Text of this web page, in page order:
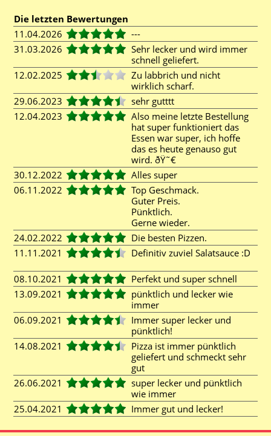
Die letzten Bewertungen
11.04.2026
---
31.03.2026
Sehr lecker und wird immer
schnell geliefert.
12.02.2025
Zu labbrich und nicht
wirklich scharf.
29.06.2023
sehr gutttt
12.04.2023
Also meine letzte Bestellung
hat super funktioniert das
Essen war super, ich hoffe
das es heute genauso gut
wird. ðŸ˜€
30.12.2022
Alles super
06.11.2022
Top Geschmack.
Guter Preis.
Pünktlich.
Gerne wieder.
24.02.2022
Die besten Pizzen.
11.11.2021
Definitiv zuviel Salatsauce :D
08.10.2021
Perfekt und super schnell
13.09.2021
pünktlich und lecker wie
immer
06.09.2021
Immer super lecker und
pünktlich!
14.08.2021
Pizza ist immer pünktlich
geliefert und schmeckt sehr
gut
26.06.2021
super lecker und pünktlich
wie immer
25.04.2021
Immer gut und lecker!